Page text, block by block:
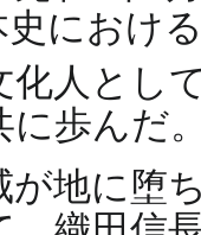
におけ
人とし
に歩んだ
地に堕